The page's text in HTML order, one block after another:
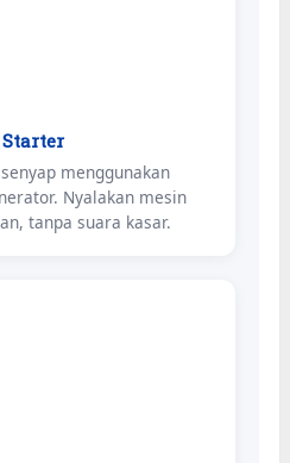
Starter
menggunakan
Nyalakan mesin
tanpa suara kasar.